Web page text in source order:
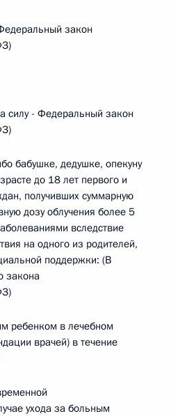
закон
силу - Федеральный закон
бабушке, дедушке, опекуну
до 18 лет первого и
получивших суммарную
дозу облучения более 5
вследствие
на одного из родителей,
поддержки: (В
закона
ребенком в лечебном
врачей) в течение
ухода за больным